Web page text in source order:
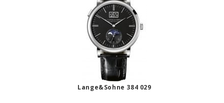
Lange&Sohne 384 029